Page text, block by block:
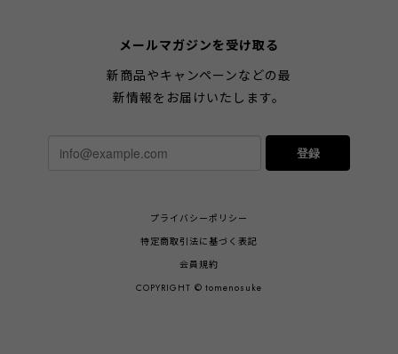
メールマガジンを受け取る
新商品やキャンペーンなどの最
新情報をお届けいたします。
登録
プライバシーポリシー
特定商取引法に基づく表記
会員規約
COPYRIGHT © tomenosuke